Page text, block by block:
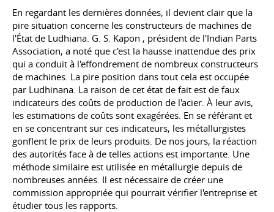
En regardant les dernières données, il devient clair que la
pire situation concerne les constructeurs de machines de
l'État de Ludhiana. G. S. Kapon , président de l'Indian Parts
Association, a noté que c'est la hausse inattendue des prix
qui a conduit à l'effondrement de nombreux constructeurs
de machines. La pire position dans tout cela est occupée
par Ludhinana. La raison de cet état de fait est de faux
indicateurs des coûts de production de l'acier. À leur avis,
les estimations de coûts sont exagérées. En se référant et
en se concentrant sur ces indicateurs, les métallurgistes
gonflent le prix de leurs produits. De nos jours, la réaction
des autorités face à de telles actions est importante. Une
méthode similaire est utilisée en métallurgie depuis de
nombreuses années. Il est nécessaire de créer une
commission appropriée qui pourrait vérifier l'entreprise et
étudier tous les rapports.